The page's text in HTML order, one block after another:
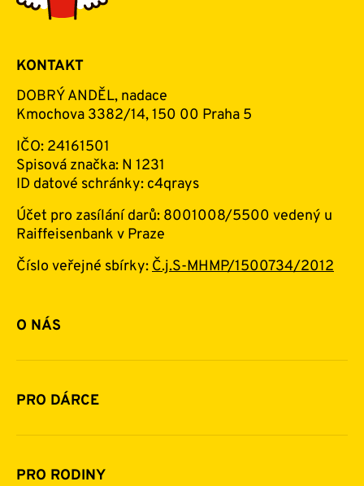
KONTAKT
DOBRÝ ANDĚL, nadace
Kmochova 3382/14, 150 00 Praha 5
IČO: 24161501
Spisová značka: N 1231
ID datové schránky: c4qrays
Účet pro zasílání darů: 8001008/5500 vedený u
Raiffeisenbank v Praze
Číslo veřejné sbírky:Č.j.S-MHMP/1500734/2012
O NÁS
Základní informace o nadaci
Historie a zakladatelé
Financování
Pomoc v číslech
PRO DÁRCE
Jak pomáhat
Daňová uznatelnost darů
PRO RODINY